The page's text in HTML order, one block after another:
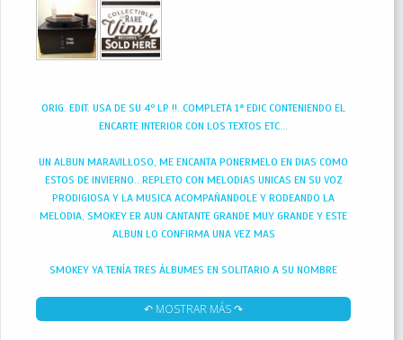
ORIG. EDIT. USA DE SU 4º LP !!..COMPLETA 1ª EDIC CONTENIENDO EL
ENCARTE INTERIOR CON LOS TEXTOS ETC...
UN ALBUN MARAVILLOSO, ME ENCANTA PONERMELO EN DIAS COMO
ESTOS DE INVIERNO...REPLETO CON MELODIAS UNICAS EN SU VOZ
PRODIGIOSA Y LA MUSICA ACOMPAÑANDOLE Y RODEANDO LA
MELODIA, SMOKEY ER AUN CANTANTE GRANDE MUY GRANDE Y ESTE
ALBUN LO CONFIRMA UNA VEZ MAS
SMOKEY YA TENÍA TRES ÁLBUMES EN SOLITARIO A SU NOMBRE
A QUIET STORM. MÁS TARDE, EN EL MISMO AÑO DE ESE
LANZAMIENTO, SMOKEY APARENTEMENTE DECIDIÓ QUE QUERÍA
↶ MOSTRAR MÁS ↷